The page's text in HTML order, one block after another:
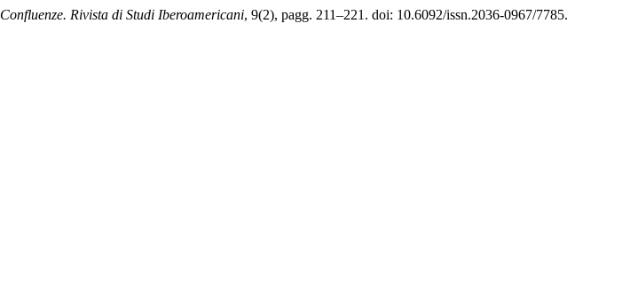
Confluenze. Rivista di Studi Iberoamericani, 9(2), pagg. 211–221. doi: 10.6092/issn.2036-0967/7785.